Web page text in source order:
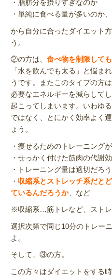
・脂肪分を摂りすぎなのか
・単純に食べる量が多いのか
から自分に合ったダイエット
う。
②の方は、食べ物を制限して
「水を飲んでも太る」と悩ま
うです。またこのタイプの方
必要なエネルギーを減らして
起こってしまいます。いわゆる
ではなく、とにかく効率よく
ょう。
・痩せるためのトレーニング
・せっかく付けた筋肉の代謝
・トレーニング量は適切だろ
・ 収縮系とストレッチ系だと
ているんだろうか、など
※収縮系…筋トレなど、スト
選択次第で同じ10分のトレー
よ。
そして、③の方。
この方々はダイエットをする